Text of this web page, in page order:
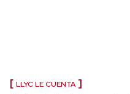
LLYC LE CUENTA